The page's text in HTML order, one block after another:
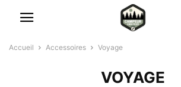
Accueil Accessoires Voyage
VOYAGE